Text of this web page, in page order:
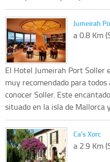
Jumeirah
a 0.8 Km
El Hotel Jumeirah Port Soller
muy recomendado para
conocer Soller. Este
situado en la isla de Mallorca
Ca's Xorc
a 2.9 Km